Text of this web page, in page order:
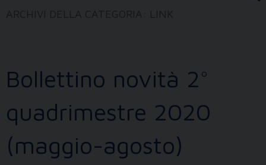
Bollettino novità 2°
quadrimestre 2020
(maggio-agosto)